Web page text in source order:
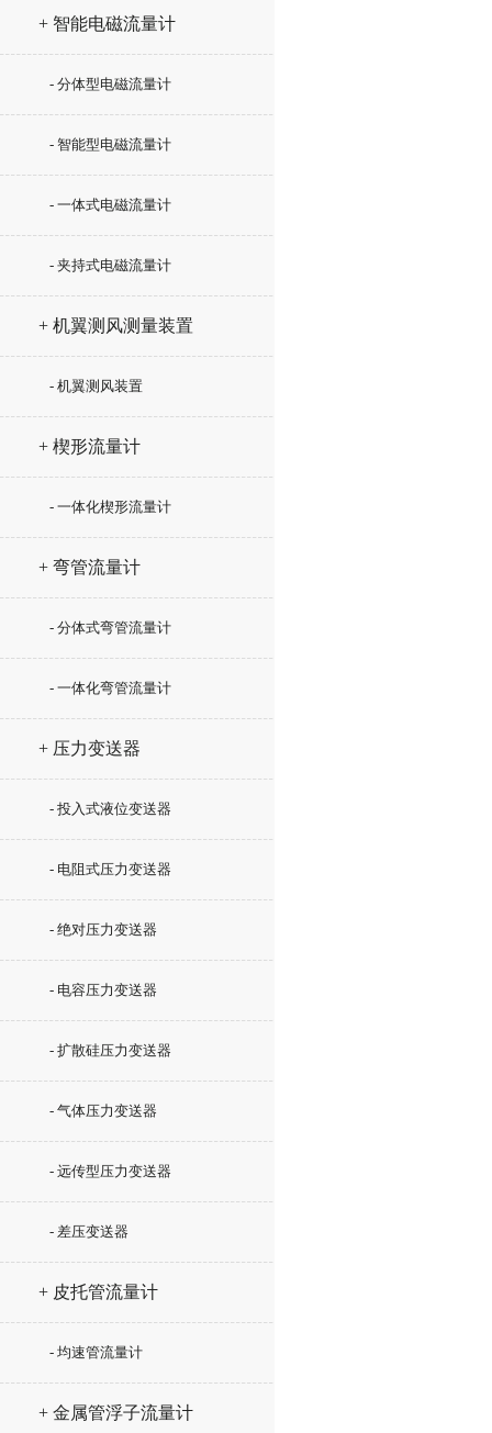
+ 智能电磁流量计
- 分体型电磁流量计
- 智能型电磁流量计
- 一体式电磁流量计
- 夹持式电磁流量计
+ 机翼测风测量装置
- 机翼测风装置
+ 楔形流量计
- 一体化楔形流量计
+ 弯管流量计
- 分体式弯管流量计
- 一体化弯管流量计
+ 压力变送器
- 投入式液位变送器
- 电阻式压力变送器
- 绝对压力变送器
- 电容压力变送器
- 扩散硅压力变送器
- 气体压力变送器
- 远传型压力变送器
- 差压变送器
+ 皮托管流量计
- 均速管流量计
+ 金属管浮子流量计